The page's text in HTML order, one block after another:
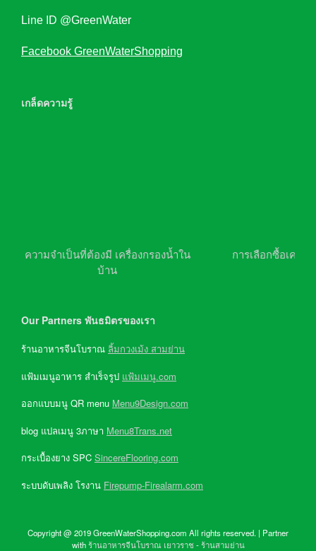
Line ID @GreenWater
Facebook GreenWaterShopping
เกล็ดความรู้
ความจำเป็นที่ต้องมี เครื่องกรองน้ำใน
บ้าน
การเลือกซื้อเครื่อ
Our Partners พันธมิตรของเรา
ร้านอาหารจีนโบราณ ลิ้มกวงเม้ง สามย่าน
แฟ้มเมนูอาหาร สำเร็จรูป แฟ้มเมนู.com
ออกแบบมนู QR menu Menu9Design.com
blog แปลเมนู 3ภาษา Menu8Trans.net
กระเบื้องยาง SPC SincereFlooring.com
ระบบดับเพลิง โรงาน Firepump-Firealarm.com
Copyright @ 2019 GreenWaterShopping.com All rights reserved. | Partner
withร้านอาหารจีนโบราณ เยาวราช-ร้านสามย่าน